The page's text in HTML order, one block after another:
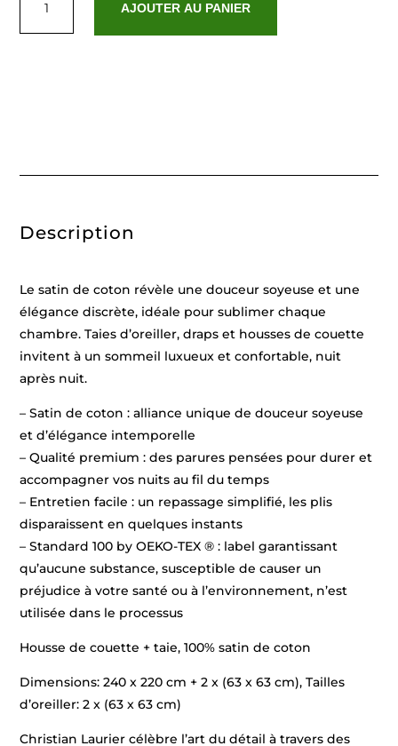
Housse
Grey
240
x
2
x
x
63
cm)
AJOUTER AU PANIER
Description
Le satin de coton révèle une douceur soyeuse et une
élégance discrète, idéale pour sublimer chaque
chambre. Taies d’oreiller, draps et housses de couette
invitent à un sommeil luxueux et confortable, nuit
après nuit.
– Satin de coton : alliance unique de douceur soyeuse
et d’élégance intemporelle
– Qualité premium : des parures pensées pour durer et
accompagner vos nuits au fil du temps
– Entretien facile : un repassage simplifié, les plis
disparaissent en quelques instants
– Standard 100 by OEKO-TEX ® : label garantissant
qu’aucune substance, susceptible de causer un
préjudice à votre santé ou à l’environnement, n’est
utilisée dans le processus
Housse de couette + taie, 100% satin de coton
Dimensions: 240 x 220 cm + 2 x (63 x 63 cm), Tailles
d’oreiller: 2 x (63 x 63 cm)
Christian Laurier célèbre l’art du détail à travers des